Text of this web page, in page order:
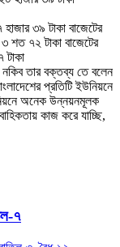
৩৯ টাকা বাজেটের
শত ৭২ টাকা বাজেটের
নকিব তার বক্তব্য তে বলেন
প্রতিটি ইউনিয়নে
অনেক উন্নয়নমূলক
কাজ করে যাচ্ছি,
৭